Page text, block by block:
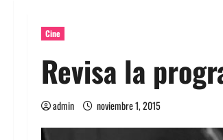
Cine
Revisa la
admin noviembre 1, 2015